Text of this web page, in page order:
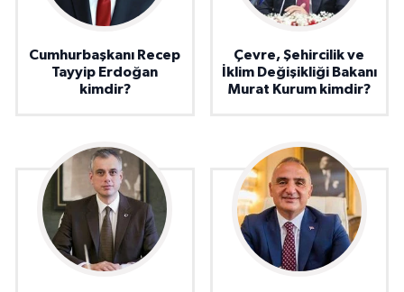
Cumhurbaşkanı Recep
Tayyip Erdoğan
kimdir?
Çevre, Şehircilik ve
İklim Değişikliği Bakanı
Murat Kurum kimdir?